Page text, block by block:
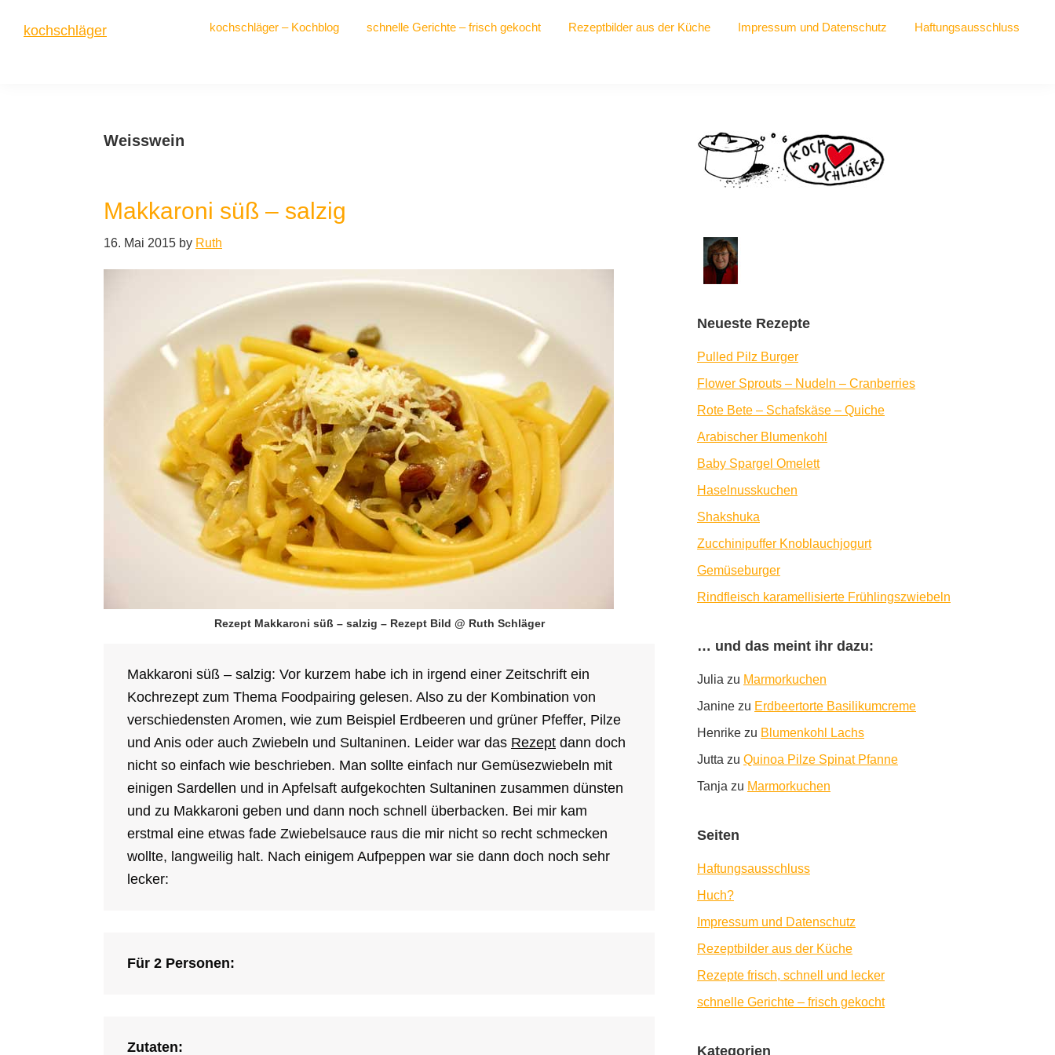
Hauptnavigation
Inhalt
Seitenspalte
kochschläger kochschläger – Kochblog schnelle Gerichte – frisch gekocht Rezeptbilder aus der Küche Impressum und Datenschutz Haftungsausschluss
Weisswein
Makkaroni süß – salzig
16. Mai 2015 by Ruth
Rezept Makkaroni süß – salzig – Rezept Bild @ Ruth Schläger
Makkaroni süß – salzig: Vor kurzem habe ich in irgend einer Zeitschrift ein
Kochrezept zum Thema Foodpairing gelesen. Also zu der Kombination von
verschiedensten Aromen, wie zum Beispiel Erdbeeren und grüner Pfeffer, Pilze
und Anis oder auch Zwiebeln und Sultaninen. Leider war das Rezept dann doch
nicht so einfach wie beschrieben. Man sollte einfach nur Gemüsezwiebeln mit
einigen Sardellen und in Apfelsaft aufgekochten Sultaninen zusammen dünsten
und zu Makkaroni geben und dann noch schnell überbacken. Bei mir kam
erstmal eine etwas fade Zwiebelsauce raus die mir nicht so recht schmecken
wollte, langweilig halt. Nach einigem Aufpeppen war sie dann doch noch sehr
lecker:
Für 2 Personen:
Zutaten:
Seitenspalte
Neueste Rezepte
Pulled Pilz Burger
Flower Sprouts – Nudeln – Cranberries
Rote Bete – Schafskäse – Quiche
Arabischer Blumenkohl
Baby Spargel Omelett
Haselnusskuchen
Shakshuka
Zucchinipuffer Knoblauchjogurt
Gemüseburger
Rindfleisch karamellisierte Frühlingszwiebeln
… und das meint ihr dazu:
Julia zu Marmorkuchen
Janine zu Erdbeertorte Basilikumcreme
Henrike zu Blumenkohl Lachs
Jutta zu Quinoa Pilze Spinat Pfanne
Tanja zu Marmorkuchen
Seiten
Haftungsausschluss
Huch?
Impressum und Datenschutz
Rezeptbilder aus der Küche
Rezepte frisch, schnell und lecker
schnelle Gerichte – frisch gekocht
Kategorien